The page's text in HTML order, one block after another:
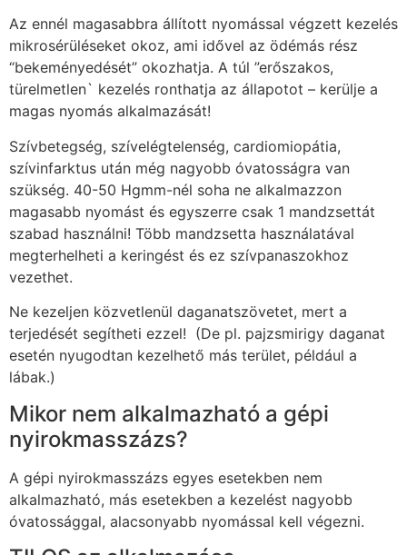
Az ennél magasabbra állított nyomással végzett kezelés
mikrosérüléseket okoz, ami idővel az ödémás rész
“bekeményedését” okozhatja. A túl ”erőszakos,
türelmetlen` kezelés ronthatja az állapotot – kerülje a
magas nyomás alkalmazását!
Szívbetegség, szívelégtelenség, cardiomiopátia,
szívinfarktus után még nagyobb óvatosságra van
szükség. 40-50 Hgmm-nél soha ne alkalmazzon
magasabb nyomást és egyszerre csak 1 mandzsettát
szabad használni! Több mandzsetta használatával
megterhelheti a keringést és ez szívpanaszokhoz
vezethet.
Ne kezeljen közvetlenül daganatszövetet, mert a
terjedését segítheti ezzel! (De pl. pajzsmirigy daganat
esetén nyugodtan kezelhető más terület, például a
lábak.)
Mikor nem alkalmazható a gépi
nyirokmasszázs?
A gépi nyirokmasszázs egyes esetekben nem
alkalmazható, más esetekben a kezelést nagyobb
óvatossággal, alacsonyabb nyomással kell végezni.